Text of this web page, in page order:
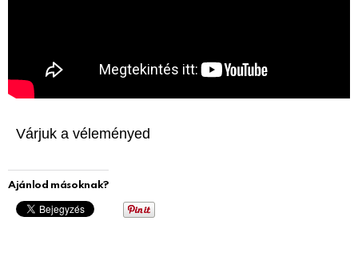
Várjuk a véleményed
Ajánlod másoknak?